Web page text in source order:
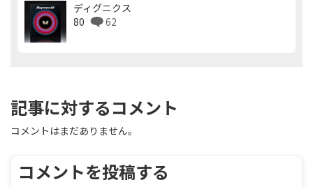
ディグニクス
80
62
記事に対するコメント
コメントはまだありません。
コメントを投稿する